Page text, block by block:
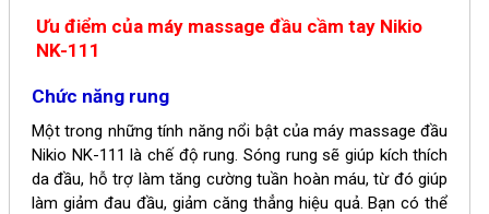
Ưu điểm của máy massage đầu cầm tay Nikio
NK-111
Chức năng rung
Một trong những tính năng nổi bật của máy massage đầu
Nikio NK-111 là chế độ rung. Sóng rung sẽ giúp kích thích
da đầu, hỗ trợ làm tăng cường tuần hoàn máu, từ đó giúp
làm giảm đau đầu, giảm căng thẳng hiệu quả. Bạn có thể